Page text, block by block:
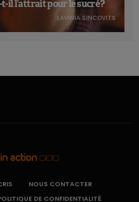
il l’attrait pour le sucré ?
LAVINIA SINCOVITS
NOUS CONTACTER
DE CONFIDENTIALITÉ